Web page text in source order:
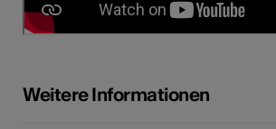
Weitere Informationen